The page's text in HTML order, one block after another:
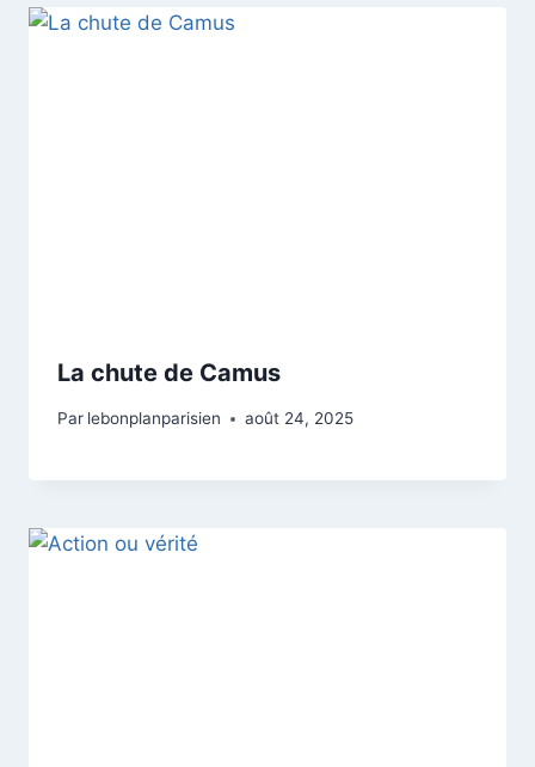
La chute de Camus
Par lebonplanparisien août 24, 2025